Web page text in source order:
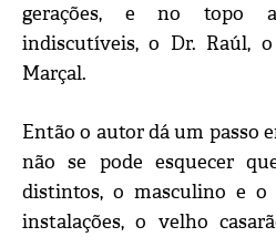
gerações, e no topo
indiscutíveis, o Dr. Raúl,
Marçal.
Então o autor dá um passo
não se pode esquecer
distintos, o masculino e o
instalações, o velho